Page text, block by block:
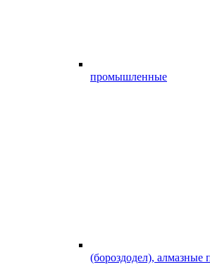
промышленные
(бороздодел), алмазные